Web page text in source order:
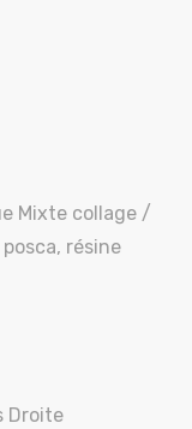
Mixte collage /
résine
Droite